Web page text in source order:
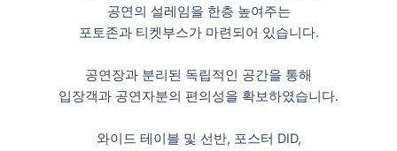
공연의 설레임을 한층 높여주는
포토존과 티켓부스가 마련되어 있습니다.
공연장과 분리된 독립적인 공간을 통해
입장객과 공연자분의 편의성을 확보하였습니다.
와이드 테이블 및 선반, 포스터 DID,